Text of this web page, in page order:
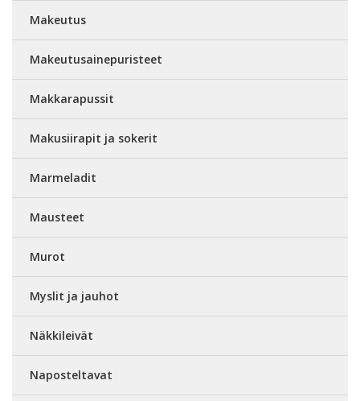
Makeutus
Makeutusainepuristeet
Makkarapussit
Makusiirapit ja sokerit
Marmeladit
Mausteet
Murot
Myslit ja jauhot
Näkkileivät
Naposteltavat